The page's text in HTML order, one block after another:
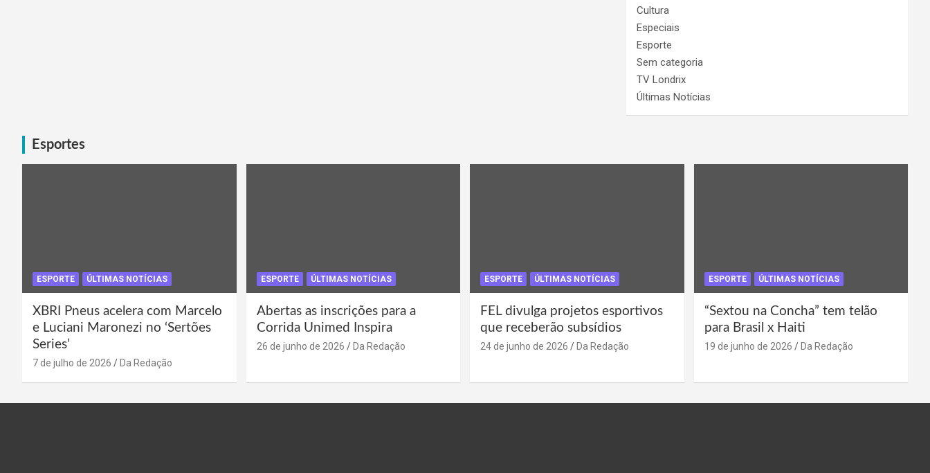
Cultura
Especiais
Esporte
Sem categoria
TV Londrix
Últimas Notícias
Esportes
ESPORTE ÚLTIMAS NOTÍCIAS
XBRI Pneus acelera com Marcelo
e Luciani Maronezi no ‘Sertões
Series’
7 de julho de 2026 Da Redação
ESPORTE ÚLTIMAS NOTÍCIAS
Abertas as inscrições para a
Corrida Unimed Inspira
26 de junho de 2026 Da Redação
ESPORTE ÚLTIMAS NOTÍCIAS
FEL divulga projetos esportivos
que receberão subsídios
24 de junho de 2026 Da Redação
ESPORTE ÚLTIMAS NOTÍCIAS
“Sextou na Concha” tem telão
para Brasil x Haiti
19 de junho de 2026 Da Redação